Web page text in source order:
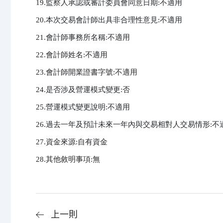
19.監察人承認或審計委員會同意日期:不適用
20.本次交易會計師出具非合理性意見:不適用
21.會計師事務所名稱:不適用
22.會計師姓名:不適用
23.會計師開業證書字號:不適用
24.是否涉及營運模式變更:否
25.營運模式變更說明:不適用
26.過去一年及預計未來一年內與交易相對人交易情形:不
27.資金來源:自有資金
28.其他敘明事項:無
上一則